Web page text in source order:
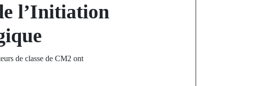
l’Initiation
de classe de CM2 ont